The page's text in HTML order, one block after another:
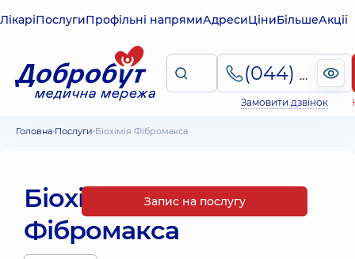
ЛікаріПослугиПрофільні напрямиАдресиЦіниБільшеАкції
(044) 495-2-888
Замовити дзвінок
Головна Послуги Біохімія Фібромакса
Біохімія
Фібромакса
Запис на послугу